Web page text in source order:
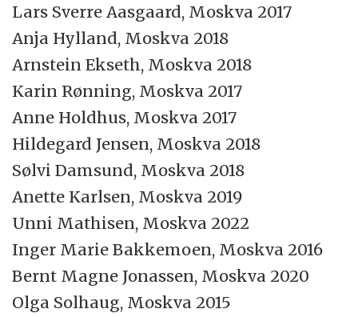
Lars Sverre Aasgaard, Moskva 2017
Anja Hylland, Moskva 2018
Arnstein Ekseth, Moskva 2018
Karin Rønning, Moskva 2017
Anne Holdhus, Moskva 2017
Hildegard Jensen, Moskva 2018
Sølvi Damsund, Moskva 2018
Anette Karlsen, Moskva 2019
Unni Mathisen, Moskva 2022
Inger Marie Bakkemoen, Moskva 2016
Bernt Magne Jonassen, Moskva 2020
Olga Solhaug, Moskva 2015